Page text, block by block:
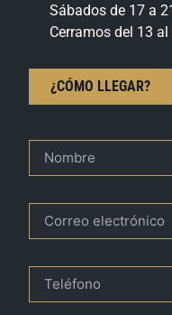
Sábados de 17 a
Cerramos del 13
¿CÓMO LLEGAR?